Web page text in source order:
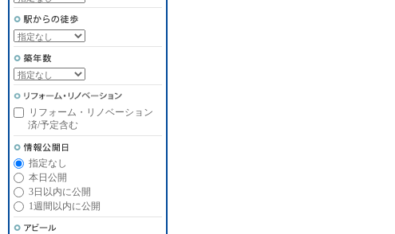
リフォーム・リノベーション
済/予定含む
指定なし
本日公開
3日以内に公開
1週間以内に公開